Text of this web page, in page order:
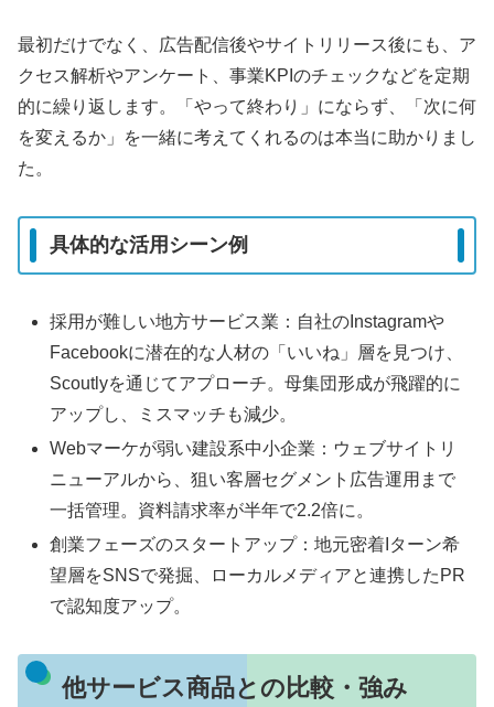
最初だけでなく、広告配信後やサイトリリース後にも、ア
クセス解析やアンケート、事業KPIのチェックなどを定期
的に繰り返します。「やって終わり」にならず、「次に何
を変えるか」を一緒に考えてくれるのは本当に助かりまし
た。
具体的な活用シーン例
採用が難しい地方サービス業：自社のInstagramや
Facebookに潜在的な人材の「いいね」層を見つけ、
Scoutlyを通じてアプローチ。母集団形成が飛躍的に
アップし、ミスマッチも減少。
Webマーケが弱い建設系中小企業：ウェブサイトリ
ニューアルから、狙い客層セグメント広告運用まで
一括管理。資料請求率が半年で2.2倍に。
創業フェーズのスタートアップ：地元密着Iターン希
望層をSNSで発掘、ローカルメディアと連携したPR
で認知度アップ。
他サービス商品との比較・強み